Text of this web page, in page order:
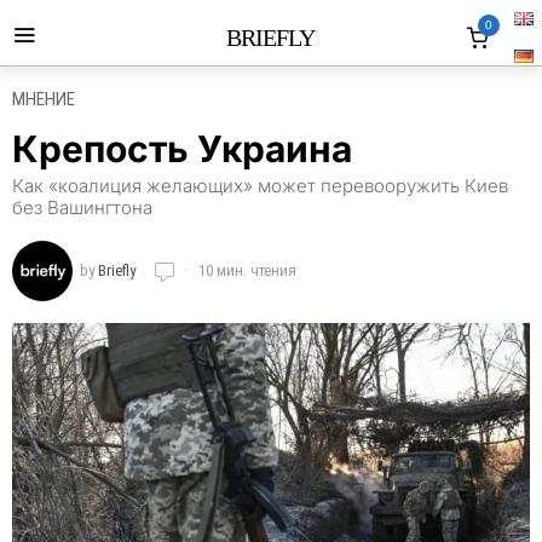
BRIEFLY 0
МНЕНИЕ
Крепость Украина
Как «коалиция желающих» может перевооружить Киев
без Вашингтона
byBriefly 10 мин. чтения